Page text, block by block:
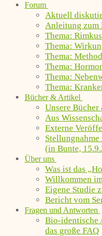
Forum
Aktuell
Anleitung zum
Thema:
Thema:
Thema:
Thema:
Thema:
Thema:
Bücher & Artikel
Unsere Bücher
Aus
Externe
(in Bunte,
Über uns
Was ist das
Willkommen
Eigene Studie
Bericht vom
Fragen und Antworten
Bio-identische
das große FAQ